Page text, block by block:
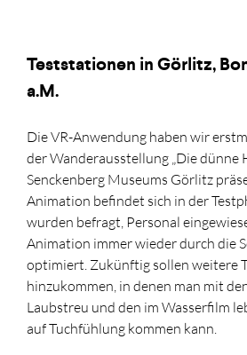
Teststationen in Görlitz,
a.M.
Die VR-Anwendung haben wir
der Wanderausstellung „Die dünne
Senckenberg Museums Görlitz
Animation befindet sich in der
wurden befragt, Personal
Animation immer wieder durch die
optimiert. Zukünftig sollen weitere
hinzukommen, in denen man mit
Laubstreu und den im Wasserfilm
auf Tuchfühlung kommen kann.